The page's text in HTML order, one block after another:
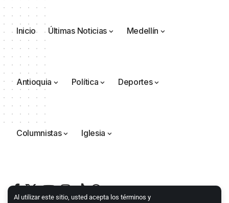
Al utilizar este sitio, usted acepta los términos y
Inicio Últimas Noticias Medellín
Antioquia Política Deportes
Columnistas Iglesia